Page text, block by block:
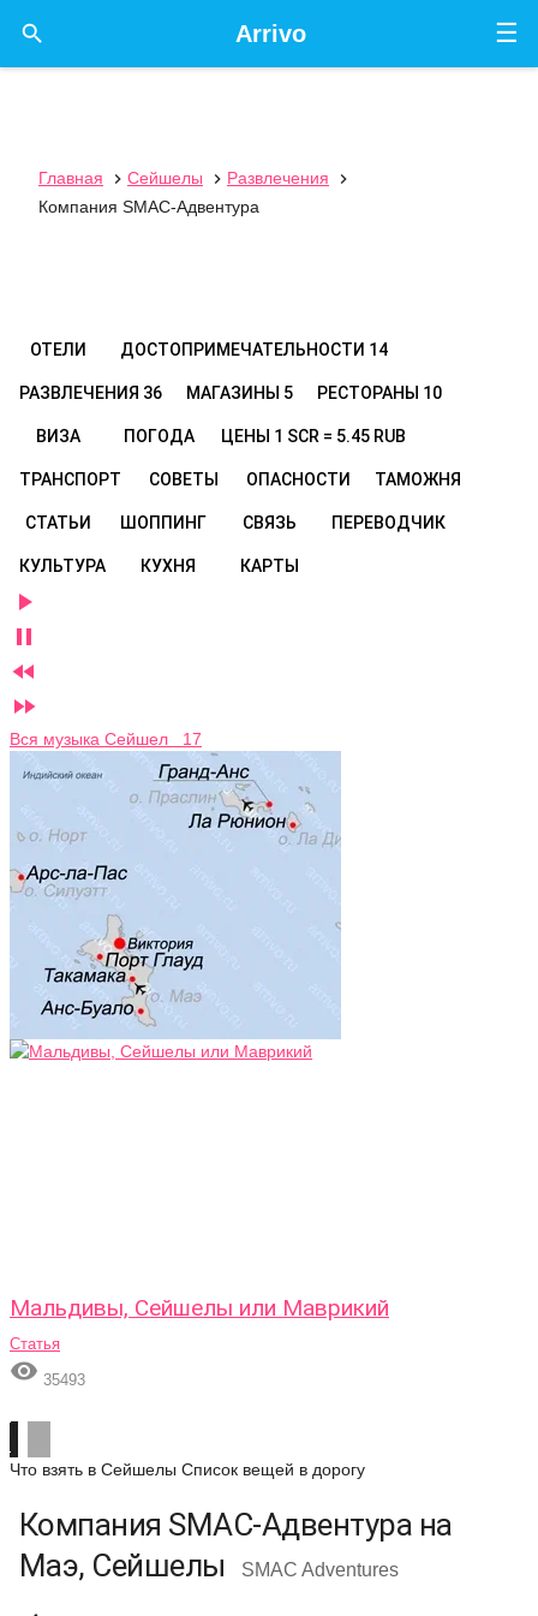
☰
Arrivo

Главная  Сейшелы  Развлечения

Компания SMAC-Адвентура
ОТЕЛИ ДОСТОПРИМЕЧАТЕЛЬНОСТИ 14
РАЗВЛЕЧЕНИЯ 36 МАГАЗИНЫ 5 РЕСТОРАНЫ 10
ВИЗА ПОГОДА ЦЕНЫ 1 SCR = 5.45 RUB
ТРАНСПОРТ СОВЕТЫ ОПАСНОСТИ ТАМОЖНЯ
СТАТЬИ ШОППИНГ СВЯЗЬ ПЕРЕВОДЧИК
КУЛЬТУРА КУХНЯ КАРТЫ




Вся музыка Сейшел 17
Мальдивы, Сейшелы или Маврикий
Статья
 35493
Что взять в Сейшелы Список вещей в дорогу
Компания SMAC-Адвентура на
Маэ, Сейшелы
SMAC Adventures